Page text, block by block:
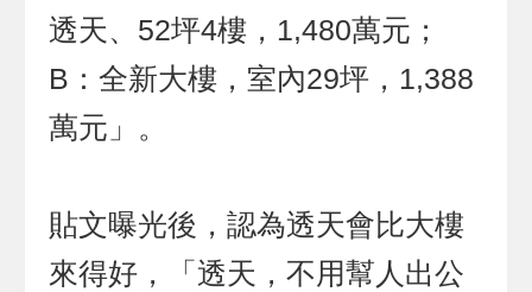
透天、52坪4樓，1,480萬元；
B：全新大樓，室內29坪，1,388
萬元」。
貼文曝光後，認為透天會比大樓
來得好，「透天，不用幫人出公